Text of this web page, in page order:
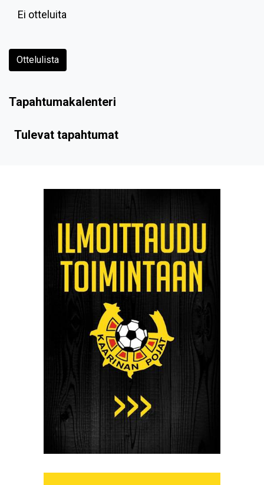
Ei otteluita
Ottelulista
Tapahtumakalenteri
Tulevat tapahtumat